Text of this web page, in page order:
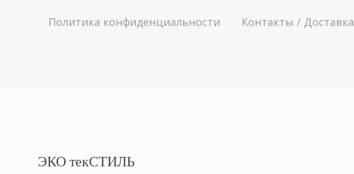
Политика конфиденциальности Контакты / Доставка
ЭКО текСТИЛЬ